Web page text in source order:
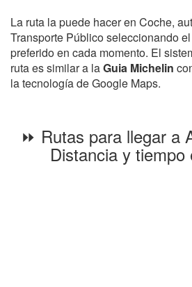
La ruta la puede hacer en Coche,
Transporte Público seleccionando el
preferido en cada momento. El
ruta es similar a laGuia Michelin
la tecnología de Google Maps.
⏩ Rutas para llegar a
Distancia y tiempo